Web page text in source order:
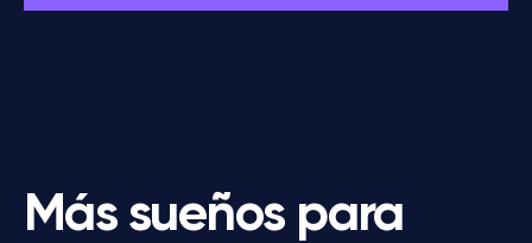
Más sueños para